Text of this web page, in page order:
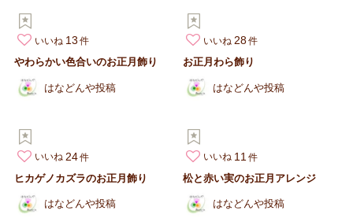
いいね 13
やわらかい色合いのお正月飾り
はなどんや投稿
いいね 28
お正月わら飾り
はなどんや投稿
いいね 24
ヒカゲノカズラのお正月飾り
はなどんや投稿
いいね 11
松と赤い実のお正月アレンジ
はなどんや投稿